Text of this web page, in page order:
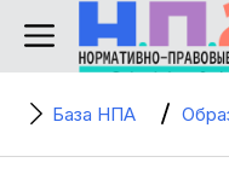
База НПА